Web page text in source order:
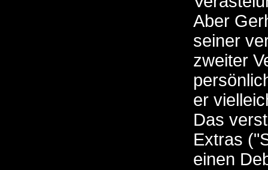
Aber
seiner
zweiter
er
Das
Extras
einen